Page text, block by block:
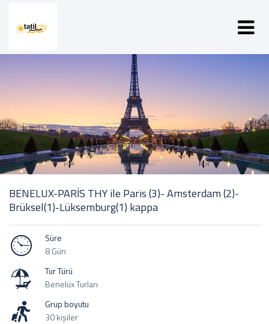
BENELUX-PARİS THY ile Paris (3)- Amsterdam (2)-
Brüksel(1)-Lüksemburg(1) kappa
Süre
8 Gün
Tur Türü
Benelüx Turları
Grup boyutu
30 kişiler